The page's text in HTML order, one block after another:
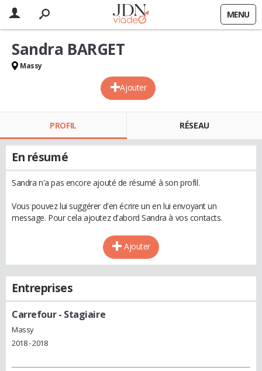
MENU
Ajouter
Sandra BARGET
Massy
PROFIL RÉSEAU
En résumé
Sandra n'a pas encore ajouté de résumé à son profil.
Vous pouvez lui suggérer d'en écrire un en lui envoyant un
message. Pour cela ajoutez d'abord Sandra à vos contacts.
Ajouter
Entreprises
Carrefour- Stagiaire
Massy
2018 - 2018